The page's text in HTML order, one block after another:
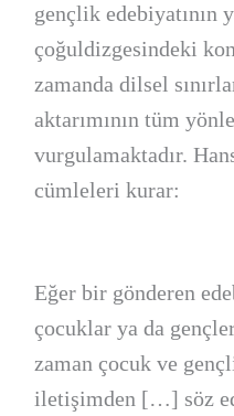
gençlik edebiyatının
çoğuldizgesindeki
zamanda dilsel
aktarımının tüm
vurgulamaktadır.
cümleleri kurar:
Eğer bir gönderen
çocuklar ya da
zaman çocuk ve
iletişimden […] söz